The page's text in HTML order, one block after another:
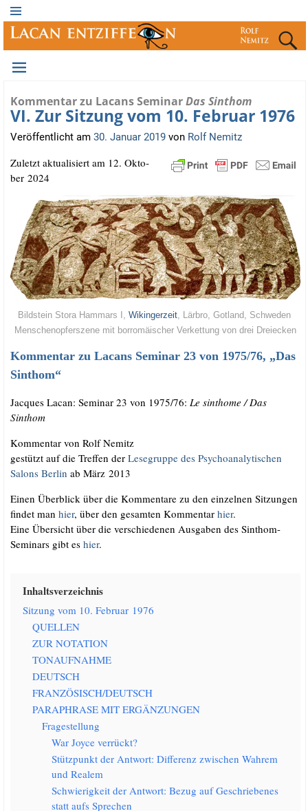
Kommentar zu Lacans SeminarDas Sinthom
VI. Zur Sitzung vom 10. Februar 1976
Veröffentlicht am 30. Januar 2019 von Rolf Nemitz
Zuletzt aktua­li­siert am 12. Okto­
ber 2024
Bild­stein Sto­ra Hammars I, Wikin­ger­zeit, Lär­bro, Got­land, Schweden
Men­schen­op­fer­sze­ne mit bor­ro­mäi­scher Ver­ket­tung von drei Dreiecken
Kom­men­tar zu La­cans Se­mi­nar 23 von 1975/​76, „Das
Sinthom“
Jac­ques Lacan: Semi­nar 23 von 1975/​76: Le sinthome /​ Das
Sinthom
Kom­men­tar von Rolf Nemitz
gestützt auf die Tref­fen der Lese­grup­pe des Psy­cho­ana­ly­ti­schen
Salons Ber­lin ab März 2013
Einen Über­blick über die Kom­men­ta­re zu den ein­zel­nen Sit­zun­gen
fin­det man hier, über den gesam­ten Kom­men­tar hier.
Eine Über­sicht über die ver­schie­de­nen Aus­ga­ben des Sinthom-
Semi­nars gibt es hier.
Inhalts­ver­zeich­nis
Sit­zung vom 10. Febru­ar 1976
QUELLEN
ZUR NOTATION
TONAUFNAHME
DEUTSCH
FRANZÖSISCH/​DEUTSCH
PARAPHRASE MIT ERGÄNZUNGEN
Fra­ge­stel­lung
War Joy­ce verrückt?
Stütz­punkt der Ant­wort: Dif­fe­renz zwi­schen Wah­rem
und Realem
Schwie­rig­keit der Ant­wort: Bezug auf Geschrie­be­nes
statt aufs Sprechen